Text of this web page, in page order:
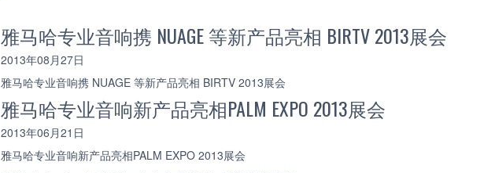
雅马哈专业音响携 NUAGE 等新产品亮相 BIRTV 2013展会
2013年08月27日
雅马哈专业音响携 NUAGE 等新产品亮相 BIRTV 2013展会
雅马哈专业音响新产品亮相PALM EXPO 2013展会
2013年06月21日
雅马哈专业音响新产品亮相PALM EXPO 2013展会